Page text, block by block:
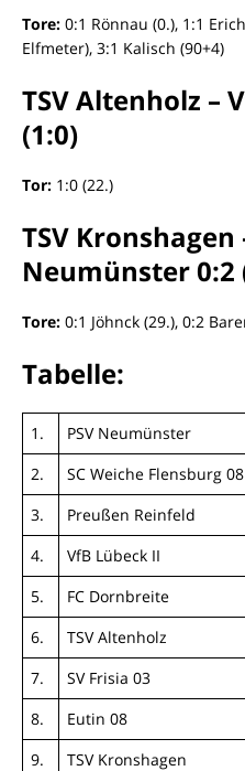
Tore: 0:1 Rönnau (0.), 1:1
Elfmeter), 3:1 Kalisch (90+4)
TSV Altenholz –
(1:0)
Tor: 1:0 (22.)
TSV Kronshagen
Neumünster 0:2
Tore: 0:1 Jöhnck (29.), 0:2
Tabelle:
1. PSV Neumünster
2.
SC Weiche Flensburg
3.
Preußen Reinfeld
4.
VfB Lübeck II
5.
FC Dornbreite
6.
TSV Altenholz
7.
SV Frisia 03
8.
Eutin 08
9.
TSV Kronshagen